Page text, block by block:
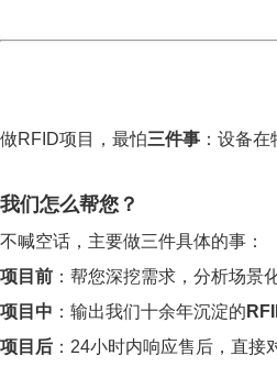
做RFID项目，最怕三件事 ：设备
我们怎么帮您？
不喊空话，主要做三件具体的事：
项目前 ：帮您深挖需求，分析场
项目中 ：输出我们十余年沉淀的
项目后 ：24小时内响应售后，直接